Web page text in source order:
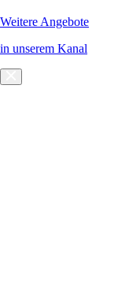
Weitere Angebote
in unserem Kanal